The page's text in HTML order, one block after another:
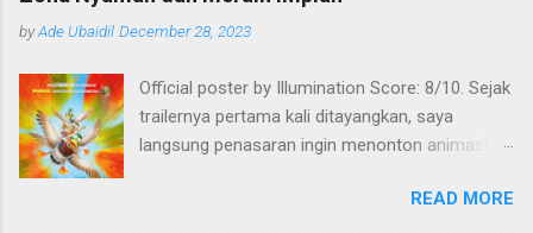
Ternyata sudah banyak bermacam-macam
tipuan yang udah ada di negara kita ini, miris
hape, gadget, komputer, bahkan tempe pun ada
yang palsu “Bukan bahan asli”. Tetapi yang baru
ane alami hari ini (21-Januari-2013) benar-
lagi ada waktu senggang ketika kuliah sedang
byAde Ubaidil December 28, 2023
Official poster by Illumination Score: 8/10. Sejak
trailernya pertama kali ditayangkan, saya
langsung penasaran ingin menonton animasi
selesai menontonnya. Tidak mengecewakan,
READ MORE